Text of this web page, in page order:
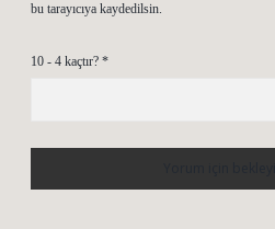
bu tarayıcıya kaydedilsin.
10 - 4 kaçtır? *